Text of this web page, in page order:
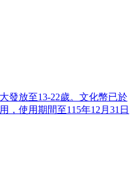
發放至13-22歲。文化幣已於
，使用期間至115年12月31日